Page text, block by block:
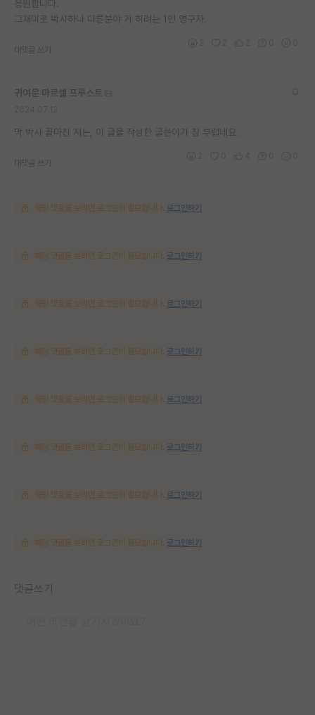
응원합니다.
그재미로 박사하나 다른분야 거 하려는 1인 영구자.
대댓글 쓰기
귀여운 마르셀 프루스트
막 박사 끝마친 저는, 이 글을 작성한 글쓴이가 참 부럽네요.
대댓글 쓰기
해당 댓글을 보려면 로그인이 필요합니다. 로그인하기
해당 댓글을 보려면 로그인이 필요합니다. 로그인하기
해당 댓글을 보려면 로그인이 필요합니다. 로그인하기
해당 댓글을 보려면 로그인이 필요합니다. 로그인하기
해당 댓글을 보려면 로그인이 필요합니다. 로그인하기
해당 댓글을 보려면 로그인이 필요합니다. 로그인하기
해당 댓글을 보려면 로그인이 필요합니다. 로그인하기
해당 댓글을 보려면 로그인이 필요합니다. 로그인하기
댓글쓰기